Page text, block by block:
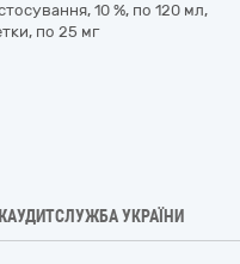
10 %, по 120 мл,
по 25 мг
УКРАЇНИ